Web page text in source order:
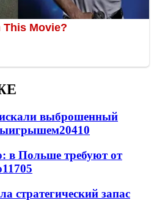
выброшенный
20410
в Польше требуют от
11705
стратегический запас